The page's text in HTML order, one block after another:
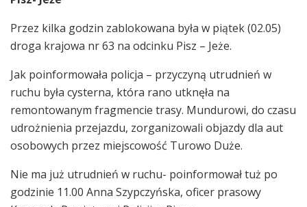
Przez kilka godzin zablokowana była w piątek (02.05)
droga krajowa nr 63 na odcinku Pisz – Jeże.
Jak poinformowała policja – przyczyną utrudnień w
ruchu była cysterna, która rano utknęła na
remontowanym fragmencie trasy. Mundurowi, do czasu
udrożnienia przejazdu, zorganizowali objazdy dla aut
osobowych przez miejscowość Turowo Duże.
Nie ma już utrudnień w ruchu- poinformował tuż po
godzinie 11.00 Anna Szypczyńska, oficer prasowy